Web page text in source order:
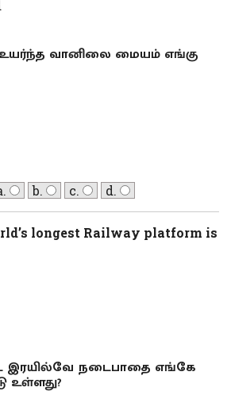
உயர்ந்த வானிலை மையம் எங்கு
b. c. d.
longest Railway platform is
இரயில்வே நடைபாதை எங்கே
உள்ளது?